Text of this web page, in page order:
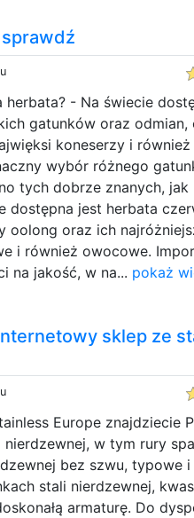
herbata? - Na świecie
gatunków oraz odmian,
koneserzy i
wybór różnego
tych dobrze znanych, jak
dostępna jest herbata
oolong oraz ich
i również owocowe.
na jakość, w na... pokaż
sklep ze
Europe znajdziecie
w tym rury
bez szwu, typowe
stali nierdzewnej,
armaturę. Do